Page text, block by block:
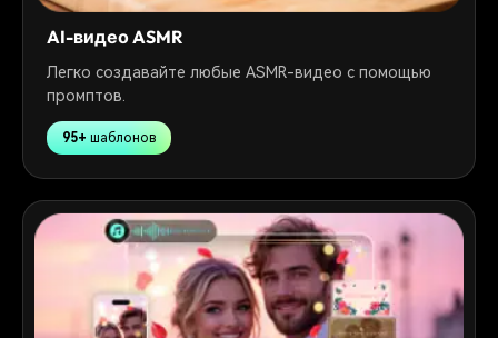
AI-видео ASMR
Легко создавайте любые ASMR-видео с помощью
промптов.
95+ шаблонов